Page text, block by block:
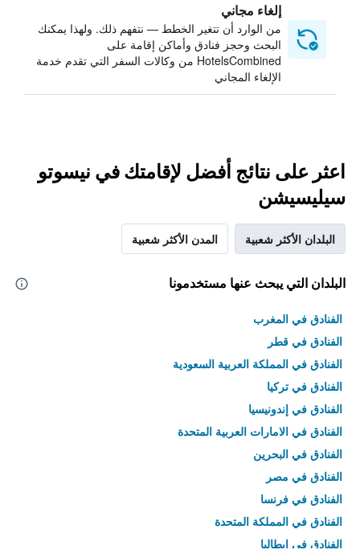
إلغاء مجاني
من الوارد أن تتغير الخطط — نتفهم ذلك. ولهذا يمكنك
البحث وحجز فنادق وأماكن إقامة على
HotelsCombined من وكالات السفر التي تقدم خدمة
الإلغاء المجاني
اعثر على نتائج أفضل لإقامتك في نيسوتو
سيليسيشن
البلدان الأكثر شعبية المدن الأكثر شعبية
البلدان التي يبحث عنها مستخدمونا
الفنادق في المغرب
الفنادق في قطر
الفنادق في المملكة العربية السعودية
الفنادق في تركيا
الفنادق في إندونيسيا
الفنادق في الامارات العربية المتحدة
الفنادق في البحرين
الفنادق في مصر
الفنادق في فرنسا
الفنادق في المملكة المتحدة
الفنادق في إيطاليا